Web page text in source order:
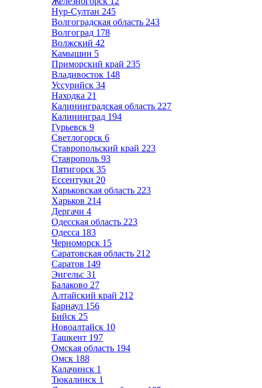
Нур-Султан 245
Волгоградская область 243
Волгоград 178
Волжский 42
Камышин 5
Приморский край 235
Владивосток 148
Уссурийск 34
Находка 21
Калининградская область 227
Калининград 194
Гурьевск 9
Светлогорск 6
Ставропольский край 223
Ставрополь 93
Пятигорск 35
Ессентуки 20
Харьковская область 223
Харьков 214
Дергачи 4
Одесская область 223
Одесса 183
Черноморск 15
Саратовская область 212
Саратов 149
Энгельс 31
Балаково 27
Алтайский край 212
Барнаул 156
Бийск 25
Новоалтайск 10
Ташкент 197
Омская область 194
Омск 188
Калачинск 1
Тюкалинск 1